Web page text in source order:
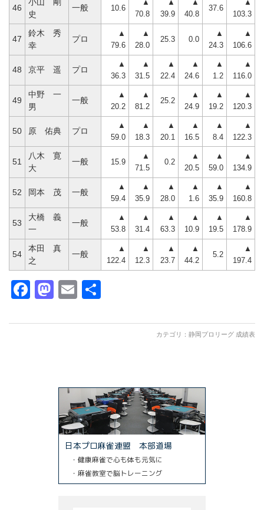
46
小山 剛
史
一般 10.6
▲
70.8
▲
39.9
▲
40.8
37.6
▲
103.3
47
鈴木 秀
幸
プロ
▲
79.6
▲
28.0
25.3 0.0
▲
24.3
▲
106.6
48 京平 遥 プロ
▲
36.3
▲
31.5
▲
22.4
▲
24.6
▲
1.2
▲
116.0
49
中野 一
男
一般
▲
20.2
▲
81.2
25.2
▲
24.9
▲
19.2
▲
120.3
50 原 佑典 プロ
▲
59.0
▲
18.3
▲
20.1
▲
16.5
▲
8.4
▲
122.3
51
八木 寛
大
一般 15.9
▲
71.5
0.2
▲
20.5
▲
59.0
▲
134.9
52 岡本 茂 一般
▲
59.4
▲
35.9
▲
28.0
▲
1.6
▲
35.9
▲
160.8
53
大橋 義
一
一般
▲
53.8
▲
31.4
▲
63.3
▲
10.9
▲
19.5
▲
178.9
54
本田 真
之
一般
▲
122.4
▲
12.3
▲
23.7
▲
44.2
5.2
▲
197.4
Facebook
Mastodon
Email
カテゴリ： 静岡プロリーグ 成績表
日本プロ麻雀連盟 本部道場
・健康麻雀で心も体も元気に
・麻雀教室で脳トレーニング